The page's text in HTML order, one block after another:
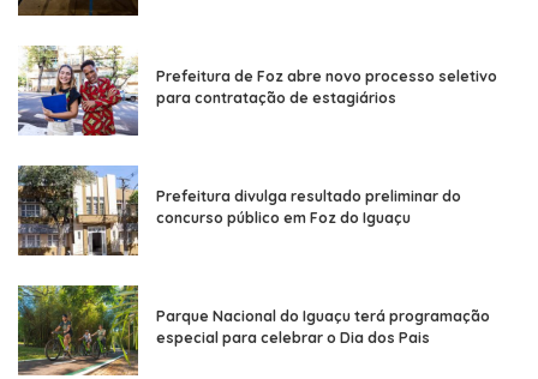
Prefeitura de Foz abre novo processo seletivo
para contratação de estagiários
Prefeitura divulga resultado preliminar do
concurso público em Foz do Iguaçu
Parque Nacional do Iguaçu terá programação
especial para celebrar o Dia dos Pais